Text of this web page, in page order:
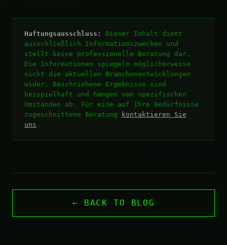
Haftungsausschluss:
Dieser Inhalt dient
ausschließlich Informationszwecken und
stellt keine professionelle Beratung dar.
Die Informationen spiegeln möglicherweise
nicht die aktuellen Branchenentwicklungen
wider. Beschriebene Ergebnisse sind
beispielhaft und hängen von spezifischen
Umständen ab. Für eine auf Ihre Bedürfnisse
zugeschnittene Beratung
kontaktieren Sie
uns .
← BACK TO BLOG